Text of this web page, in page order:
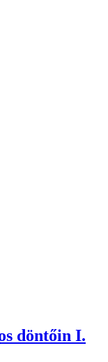
döntőin I.